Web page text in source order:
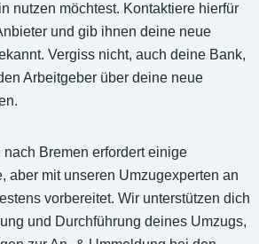
nutzen möchtest. Kontaktiere hierfür
und gib ihnen deine neue
Vergiss nicht, auch deine Bank,
Arbeitgeber über deine neue
Bremen erfordert einige
aber mit unseren Umzugexperten an
vorbereitet. Wir unterstützen dich
und Durchführung deines Umzugs,